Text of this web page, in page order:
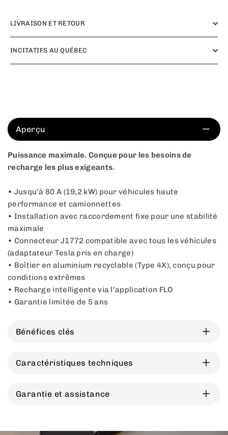
LIVRAISON ET RETOUR
INCITATIFS AU QUÉBEC
Aperçu
Puissance maximale. Conçue pour les besoins de
recharge les plus exigeants.
• Jusqu’à 80 A (19,2 kW) pour véhicules haute
performance et camionnettes
• Installation avec raccordement fixe pour une stabilité
maximale
• Connecteur J1772 compatible avec tous les véhicules
(adaptateur Tesla pris en charge)
• Boîtier en aluminium recyclable (Type 4X), conçu pour
conditions extrêmes
• Recharge intelligente via l’application FLO
• Garantie limitée de 5 ans
Bénéfices clés
exigeants
performance et les camionnettes. Conçue pour
Caractéristiques techniques
• Puissance max : 12 kW @ 240 V
• Raccordement fixe ou NEMA 14-50
Garantie et assistance